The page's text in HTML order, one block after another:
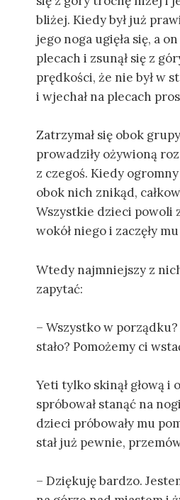
bliżej. Kiedy był już
jego noga ugięła się, a
plecach i zsunął się z
prędkości, że nie był w
i wjechał na plecach
Zatrzymał się obok
prowadziły ożywioną
z czegoś. Kiedy
obok nich znikąd,
Wszystkie dzieci powoli
wokół niego i zaczęły
Wtedy najmniejszy z
zapytać:
– Wszystko w
stało? Pomożemy ci
Yeti tylko skinął głową i
spróbował stanąć na
dzieci próbowały mu
stał już pewnie,
– Dziękuję bardzo.